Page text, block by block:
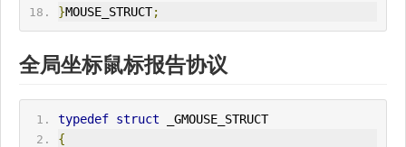
}MOUSE_STRUCT;
全局坐标鼠标报告协议
typedef struct _GMOUSE_STRUCT
{